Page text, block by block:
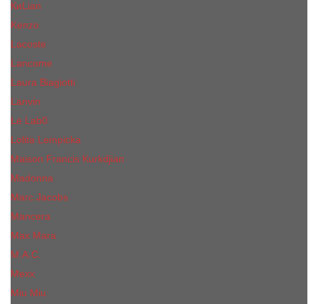
КиLian
Kenzo
Lacoste
Lancome
Laura Biagiotti
Lanvin
Lе Lab0
Lolita Lempicka
Maison Francis Kurkdjian
Madonna
Marc Jacobs
Mancera
Max Mara
M.А.C.
Mexx
Miu Miu